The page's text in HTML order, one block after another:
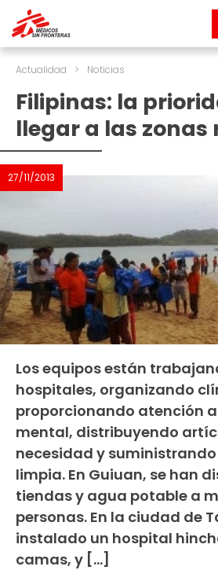
Actualidad > Noticias
Filipinas: la
llegar a las zonas
27/11/2013
Los equipos están
hospitales, organizando
proporcionando atención
mental, distribuyendo
necesidad y
limpia. En Guiuan, se han
tiendas y agua potable a
personas. En la ciudad de
instalado un hospital
camas, y […]